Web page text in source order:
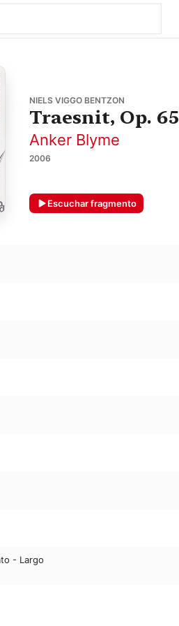
NIELS VIGGO BENTZON
Traesnit, Op. 65
Anker Blyme
2006
Escuchar fragmento
- Largo